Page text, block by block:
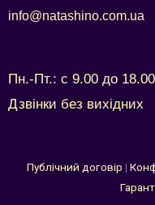
info@natashino.com.ua
Пн.-Пт.: с 9.00 до 18.00
Дзвінки без вихідних
Публічний договір |